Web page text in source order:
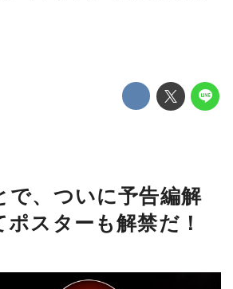
で、ついに予告編解
スターも解禁だ！